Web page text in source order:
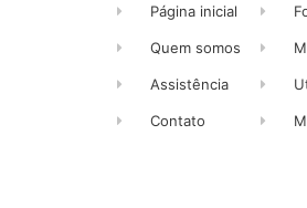
Página inicial
Quem somos
Assistência
Contato